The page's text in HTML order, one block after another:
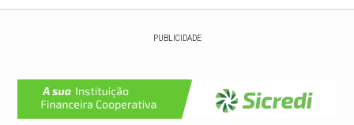
PUBLICIDADE